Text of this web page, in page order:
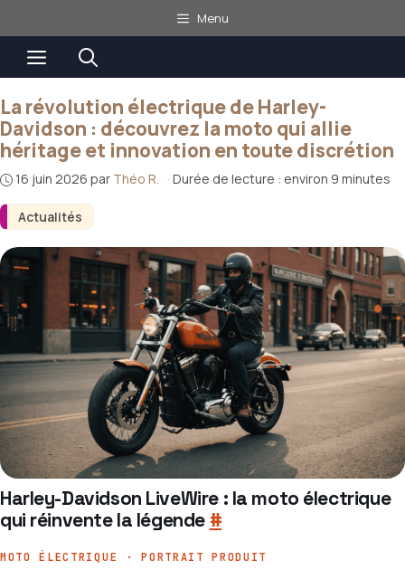
au
contenu
Menu
Menu
Actualités
La révolution électrique de Harley-
Davidson : découvrez la moto qui allie
héritage et innovation en toute discrétion
16 juin 2026 par Théo R. · Durée de lecture : environ 9 minutes
Harley-Davidson LiveWire : la moto électrique
qui réinvente la légende #
MOTO ÉLECTRIQUE · PORTRAIT PRODUIT